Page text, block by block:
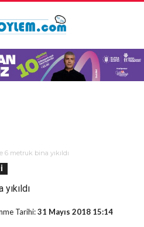
6 metruk bina yıkıldı
Tarihi:31 Mayıs 2018 15:14